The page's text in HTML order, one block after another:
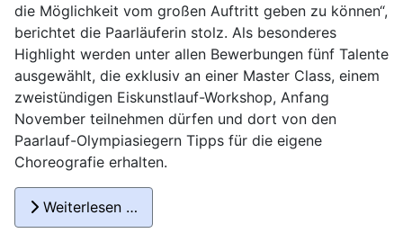
die Möglichkeit vom großen Auftritt geben zu können“,
berichtet die Paarläuferin stolz. Als besonderes
Highlight werden unter allen Bewerbungen fünf Talente
ausgewählt, die exklusiv an einer Master Class, einem
zweistündigen Eiskunstlauf-Workshop, Anfang
November teilnehmen dürfen und dort von den
Paarlauf-Olympiasiegern Tipps für die eigene
Choreografie erhalten.
Weiterlesen …